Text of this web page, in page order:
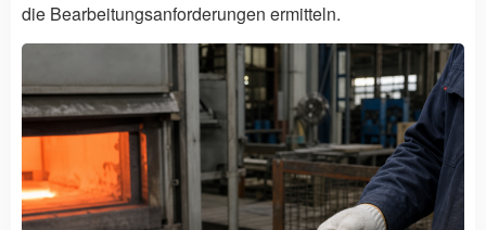
die Bearbeitungsanforderungen ermitteln.